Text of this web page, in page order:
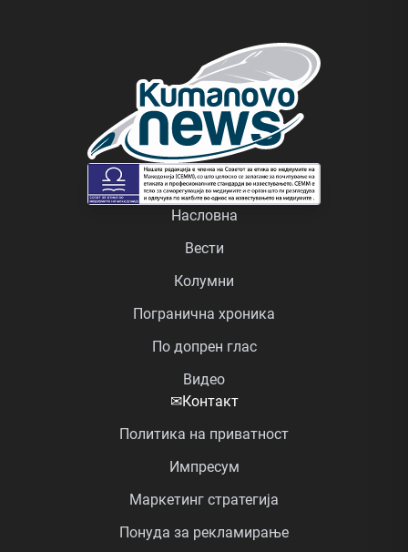
Насловна
Вести
Колумни
Погранична хроника
По допрен глас
Видео
✉Контакт
Политика на приватност
Импресум
Маркетинг стратегија
Понуда за рекламирање